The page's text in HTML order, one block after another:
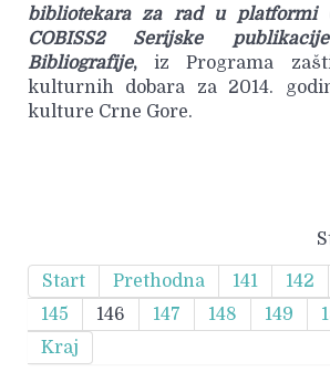
bibliotekara za rad u platformi
COBISS2 Serijske
Bibliografije,iz Programa
kulturnih dobara za 2014.
kulture Crne Gore.
Start Prethodna 141 142
145
146 147 148 149
Kraj